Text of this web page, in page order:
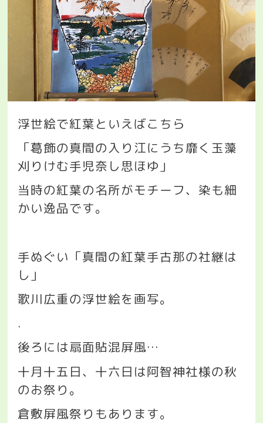
浮世絵で紅葉といえばこちら
「葛飾の真間の入り江にうち靡く玉藻
刈りけむ手児奈し思ほゆ」
当時の紅葉の名所がモチーフ、染も細
かい逸品です。
手ぬぐい「真間の紅葉手古那の社継は
し」
歌川広重の浮世絵を画写。
.
後ろには扇面貼混屏風…
十月十五日、十六日は阿智神社様の秋
のお祭り。
倉敷屏風祭りもあります。